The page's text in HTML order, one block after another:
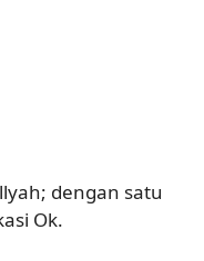
dengan satu
Ok.